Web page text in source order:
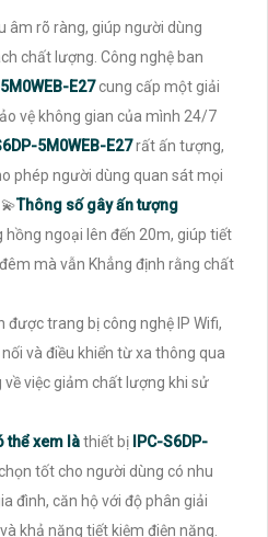
âm rõ ràng, giúp người dùng
chất lượng. Công nghệ ban
E27cung cấp một giải
vệ không gian của mình 24/7
5M0WEB-E27rất ấn tượng,
phép người dùng quan sát mọi
Thông số gây ấn tượng
ngoại lên đến 20m, giúp tiết
mà vẫn Khẳng định rằng chất
được trang bị công nghệ IP Wifi,
và điều khiển từ xa thông qua
việc giảm chất lượng khi sử
thể xem làthiết bị
IPC-S6DP-
tốt cho người dùng có nhu
đình, căn hộ với độ phân giải
khả năng tiết kiệm điện năng.